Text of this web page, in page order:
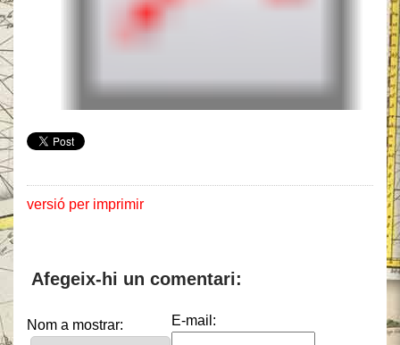
versió per imprimir
Afegeix-hi un comentari:
Nom a mostrar: E-mail: